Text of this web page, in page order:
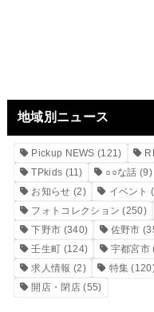
地域別ニュース
Pickup NEWS (121)
TPkids (11) ○○な話 (9)
お知らせ (2) イベント
フォトコレクション (250)
下野市 (340) 佐野市
壬生町 (124) 宇都宮市
求人情報 (2) 特集
開店・閉店(55)